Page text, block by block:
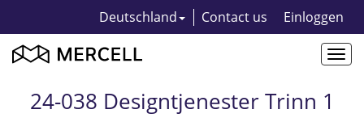
Deutschland Contact us Einloggen
24-038 Designtjenester Trinn 1